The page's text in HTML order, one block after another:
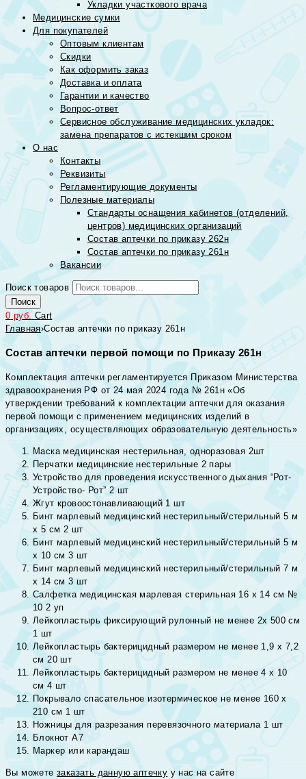
Укладки участкового врача
Медицинские сумки
Для покупателей
Оптовым клиентам
Скидки
Как оформить заказ
Доставка и оплата
Гарантии и качество
Вопрос-ответ
Сервисное обслуживание медицинских укладок:
замена препаратов с истекшим сроком
О нас
Контакты
Реквизиты
Регламентирующие документы
Полезные материалы
Стандарты оснащения кабинетов (отделений,
центров) медицинских организаций
Состав аптечки по приказу 262н
Состав аптечки по приказу 261н
Вакансии
Поиск товаров
Поиск
0 руб. Cart
Главная›Состав аптечки по приказу 261н
Состав аптечки первой помощи по Приказу 261н
Комплектация аптечки регламентируется Приказом Министерства
здравоохранения РФ от 24 мая 2024 года № 261н «Об
утверждении требований к комплектации аптечки для оказания
первой помощи с применением медицинских изделий в
организациях, осуществляющих образовательную деятельность»
Маска медицинская нестерильная, одноразовая 2шт
Перчатки медицинские нестерильные 2 пары
Устройство для проведения искусственного дыхания “Рот-
Устройство- Рот” 2 шт
Жгут кровоостонавливающий 1 шт
Бинт марлевый медицинский нестерильный/стерильный 5 м
х 5 см 2 шт
Бинт марлевый медицинский нестерильный/стерильный 5 м
х 10 см 3 шт
Бинт марлевый медицинский нестерильный/стерильный 7 м
х 14 см 3 шт
Салфетка медицинская марлевая стерильная 16 х 14 см №
10 2 уп
Лейкопластырь фиксирующий рулонный не менее 2х 500 см
1 шт
Лейкопластырь бактерицидный размером не менее 1,9 х 7,2
см 20 шт
Лейкопластырь бактерицидный размером не менее 4 х 10
см 4 шт
Покрывало спасательное изотермическое не менее 160 х
210 см 1 шт
Ножницы для разрезания перевязочного материала 1 шт
Блокнот А7
Маркер или карандаш
Вы можетезаказать данную аптечку у нас на сайте